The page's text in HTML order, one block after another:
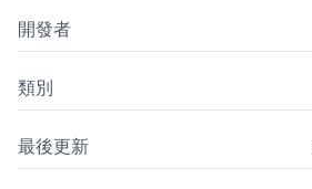
開發者
類別
最後更新